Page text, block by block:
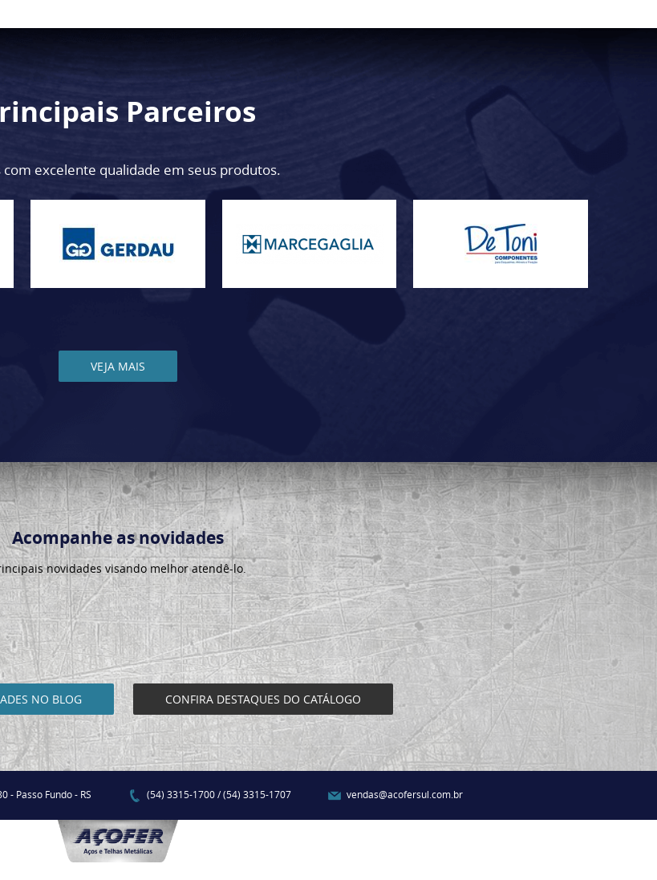
Parceiros
com excelente qualidade em seus produtos.
VEJA MAIS
Acompanhe as novidades
novidades visando melhor atendê-lo.
NO BLOG CONFIRA DESTAQUES DO CATÁLOGO
- Passo Fundo - RS (54) 3315-1700 / (54) 3315-1707 vendas@acofersul.com.br